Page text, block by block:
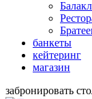
банкеты
кейтеринг
магазин
забронировать